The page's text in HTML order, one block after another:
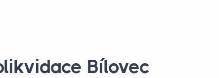
Bílovec